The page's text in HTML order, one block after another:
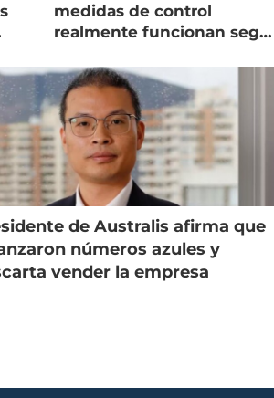
medidas de control
realmente funcionan según
de Australis afirma que
números azules y
vender la empresa